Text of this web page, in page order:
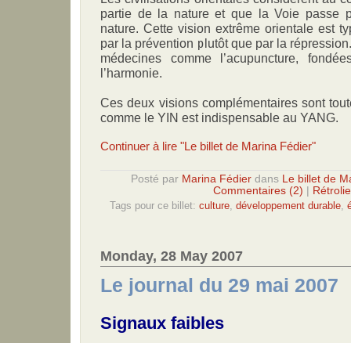
partie de la nature et que la Voie passe
nature. Cette vision extrême orientale est
par la prévention plutôt que par la
médecines comme l’acupuncture,
l’harmonie.
Ces deux visions complémentaires sont
comme le YIN est indispensable au YANG.
Continuer à lire "Le billet de Marina Fédier"
Posté par Marina Fédier dans
Le billet de
Commentaires (2)
Tags pour ce billet: culture développement durable
Monday, 28 May 2007
Le journal du 29 mai 2007
Signaux faibles